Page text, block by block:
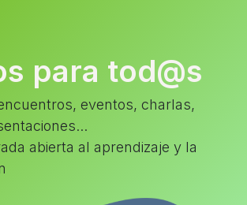
para tod@s
eventos, charlas,
abierta al aprendizaje y la